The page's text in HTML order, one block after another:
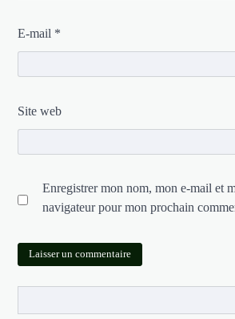
E-mail *
Site web
Enregistrer mon nom, mon e-mail et
navigateur pour mon prochain